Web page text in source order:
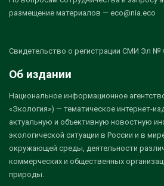
размещение материалов — eco@nia.eco
Свидетельство о регистрации СМИ Эл №
Об издании
Национальное информационное
«Экология») — тематическое интернет-
актуальную и объективную новостную
экологической ситуации в России и в
окружающей среды, деятельности
коммерческих и общественных
природы.